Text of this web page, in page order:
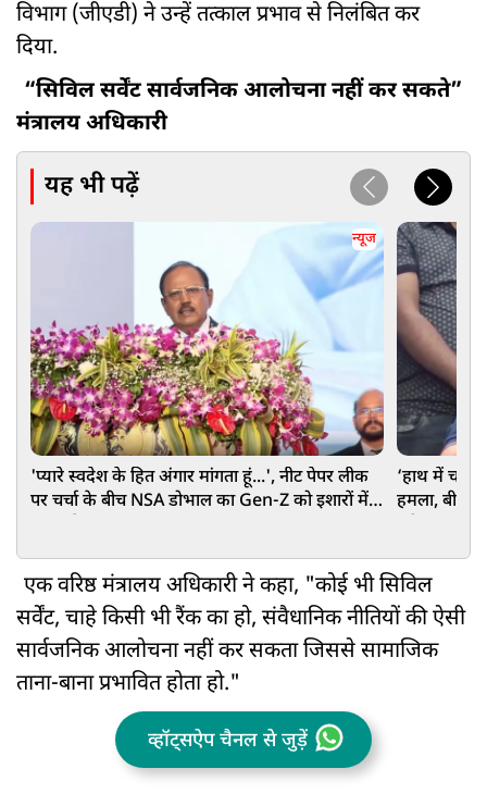
विभाग (जीएडी) ने उन्हें तत्काल प्रभाव से निलंबित कर
दिया.
“सिविल सर्वेंट सार्वजनिक आलोचना नहीं कर सकते”
मंत्रालय अधिकारी
यह भी पढ़ें
न्यूज
'प्यारे स्वदेश के हित अंगार मांगता हूं...', नीट पेपर लीक
पर चर्चा के बीच NSA डोभाल का Gen-Z को इशारों में
‘हाथ में चाकू
हमला, बीच
एक वरिष्ठ मंत्रालय अधिकारी ने कहा, "कोई भी सिविल
सर्वेंट, चाहे किसी भी रैंक का हो, संवैधानिक नीतियों की ऐसी
सार्वजनिक आलोचना नहीं कर सकता जिससे सामाजिक
ताना-बाना प्रभावित होता हो."
व्हॉट्सऐप चैनल से जुड़ें